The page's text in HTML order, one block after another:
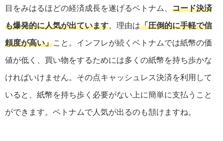
目をみはるほどの経済成長を遂げるベトナム、 コード決済
も爆発的に人気が出ています。理由は「圧倒的に手軽で信
頼度が高い」こと。インフレが続くベトナムでは紙幣の価
値が低く、買い物をするためには多くの紙幣を持ち歩かな
ければいけません。その点キャッシュレス決済を利用して
いると、紙幣を持ち歩く必要がない上に簡単に支払うこと
ができます。ベトナムで人気が出るのも頷けますね。